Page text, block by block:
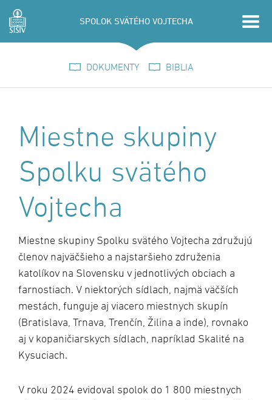
SPOLOK SVÄTÉHO VOJTECHA
DOKUMENTY BIBLIA
Miestne skupiny
Spolku svätého
Vojtecha
Miestne skupiny Spolku svätého Vojtecha združujú
členov najväčšieho a najstaršieho združenia
katolíkov na Slovensku v jednotlivých obciach a
farnostiach. V niektorých sídlach, najmä väčších
mestách, funguje aj viacero miestnych skupín
(Bratislava, Trnava, Trenčín, Žilina a inde), rovnako
aj v kopaničiarskych sídlach, napríklad Skalité na
Kysuciach.
V roku 2024 evidoval spolok do 1 800 miestnych